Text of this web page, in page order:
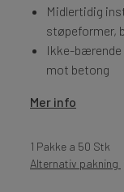
Midlertidig
støpeformer,
Ikke-bærende
mot betong
Mer info
1 Pakke a 50 Stk
Alternativ pakning